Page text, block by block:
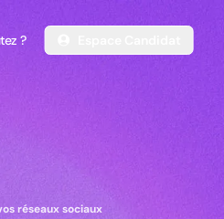
?
réseaux sociaux